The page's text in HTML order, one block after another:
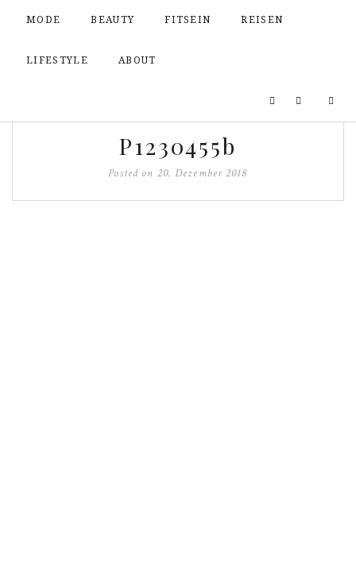
MODE BEAUTY FITSEIN REISEN
LIFESTYLE ABOUT
P1230455b
Posted on 20. Dezember 2018